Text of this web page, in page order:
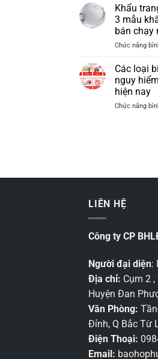
Khẩu
3 mẫu
bán chạy
Chức năng
Các loại
nguy
hiện nay
Chức năng
LIÊN HỆ
Công ty CP
Người đại diện:
Địa chỉ: Cụm 2
Huyện Đan
Văn Phòng:
Đỉnh, Q Bắc Từ
Điện Thoại:
Email: